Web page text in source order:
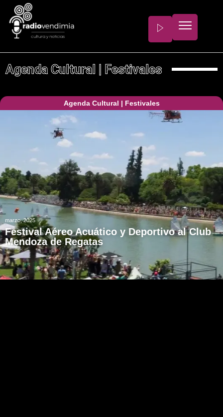
Agenda Cultural | Festivales
Agenda Cultural | Festivales
marzo, 2025
Festival Aéreo Acuático y Deportivo al Club
Mendoza de Regatas